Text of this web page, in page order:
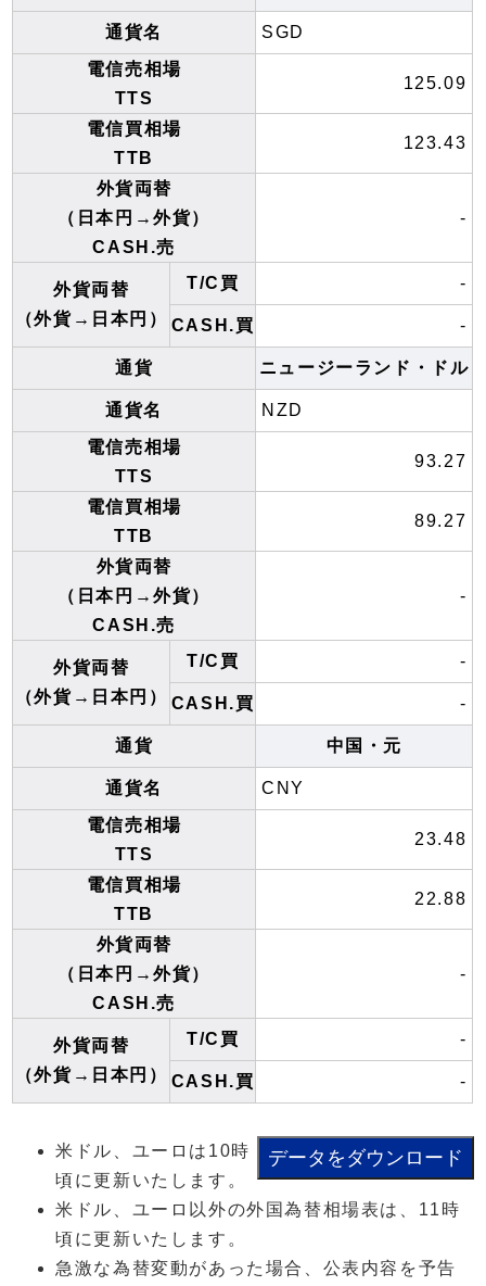
通貨名
SGD
電信売相場
TTS
125.09
電信買相場
TTB
123.43
外貨両替
（日本円→外貨）
CASH.売
-
外貨両替
（外貨→日本円）
T/C買 -
CASH.買 -
通貨 ニュージーランド・ドル
通貨名
NZD
電信売相場
TTS
93.27
電信買相場
TTB
89.27
外貨両替
（日本円→外貨）
CASH.売
-
外貨両替
（外貨→日本円）
T/C買 -
CASH.買 -
通貨 中国・元
通貨名
CNY
電信売相場
TTS
23.48
電信買相場
TTB
22.88
外貨両替
（日本円→外貨）
CASH.売
-
外貨両替
（外貨→日本円）
T/C買 -
CASH.買 -
米ドル、ユーロは10時
頃に更新いたします。
米ドル、ユーロ以外の外国為替相場表は、11時
頃に更新いたします。
急激な為替変動があった場合、公表内容を予告